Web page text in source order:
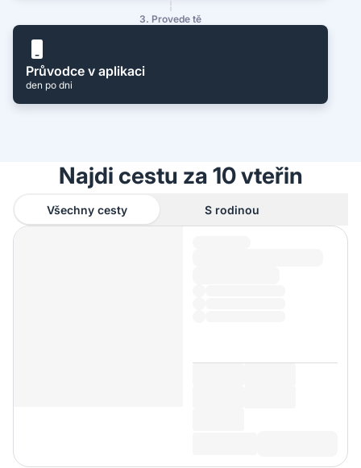
3. Provede tě
Průvodce v aplikaci
den po dni
Najdi cestu za 10 vteřin
Všechny cesty S rodinou